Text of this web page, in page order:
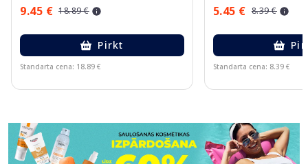
9.45 € 18.89 €
Pirkt
Standarta cena: 18.89 €
5.45 € 8.39 €
Standarta cena: 8.39 €